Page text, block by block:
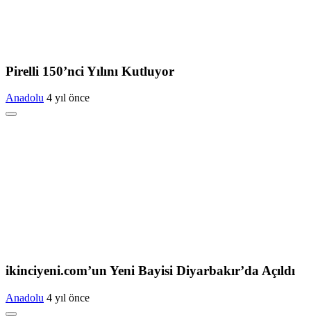
Pirelli 150’nci Yılını Kutluyor
Anadolu 4 yıl önce
ikinciyeni.com’un Yeni Bayisi Diyarbakır’da Açıldı
Anadolu 4 yıl önce